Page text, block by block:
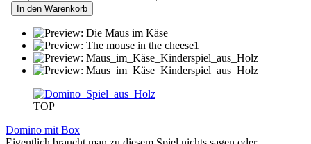
In den Warenkorb
TOP
Domino mit Box